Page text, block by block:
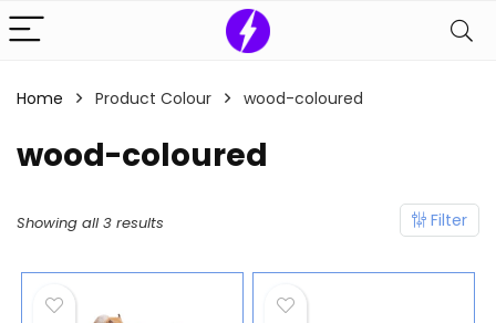
Home Product Colour ‎wood-coloured
‎wood-coloured
Filter
Showing all 3 results